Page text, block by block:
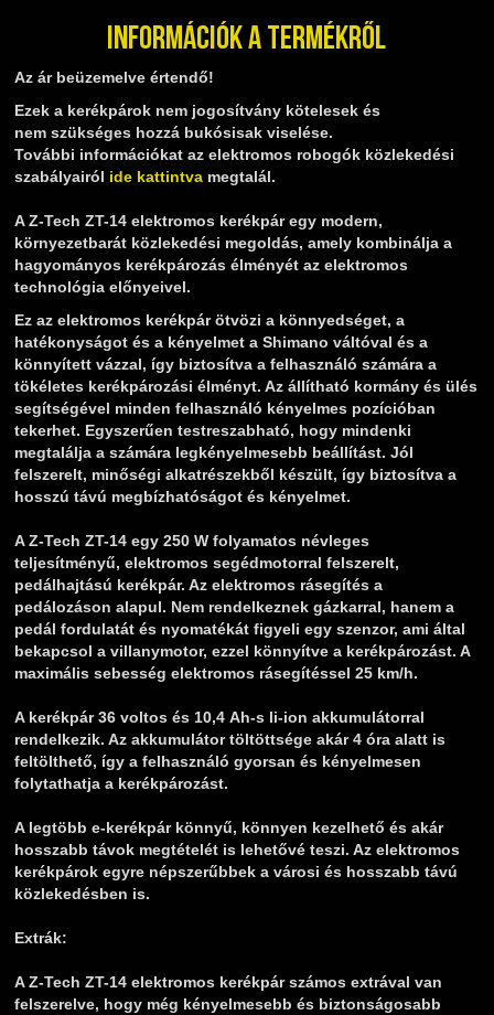
Információk a termékről
Az ár beüzemelve értendő!
Ezek a kerékpárok nem jogosítvány kötelesek és
nem szükséges hozzá bukósisak viselése.
További információkat az elektromos robogók közlekedési
szabályairól ide kattintva megtalál.
A Z-Tech ZT-14 elektromos kerékpár egy modern,
környezetbarát közlekedési megoldás, amely kombinálja a
hagyományos kerékpározás élményét az elektromos
technológia előnyeivel.
Ez az elektromos kerékpár ötvözi a könnyedséget, a
hatékonyságot és a kényelmet a Shimano váltóval és a
könnyített vázzal, így biztosítva a felhasználó számára a
tökéletes kerékpározási élményt. Az állítható kormány és ülés
segítségével minden felhasználó kényelmes pozícióban
tekerhet. Egyszerűen testreszabható, hogy mindenki
megtalálja a számára legkényelmesebb beállítást. Jól
felszerelt, minőségi alkatrészekből készült, így biztosítva a
hosszú távú megbízhatóságot és kényelmet.
A Z-Tech ZT-14 egy 250 W folyamatos névleges
teljesítményű, elektromos segédmotorral felszerelt,
pedálhajtású kerékpár. Az elektromos rásegítés a
pedálozáson alapul. Nem rendelkeznek gázkarral, hanem a
pedál fordulatát és nyomatékát figyeli egy szenzor, ami által
bekapcsol a villanymotor, ezzel könnyítve a kerékpározást. A
maximális sebesség elektromos rásegítéssel 25 km/h.
A kerékpár 36 voltos és 10,4 Ah-s li-ion akkumulátorral
rendelkezik. Az akkumulátor töltöttsége akár 4 óra alatt is
feltölthető, így a felhasználó gyorsan és kényelmesen
folytathatja a kerékpározást.
A legtöbb e-kerékpár könnyű, könnyen kezelhető és akár
hosszabb távok megtételét is lehetővé teszi. Az elektromos
kerékpárok egyre népszerűbbek a városi és hosszabb távú
közlekedésben is.
Extrák:
A Z-Tech ZT-14 elektromos kerékpár számos extrával van
felszerelve, hogy még kényelmesebb és biztonságosabb